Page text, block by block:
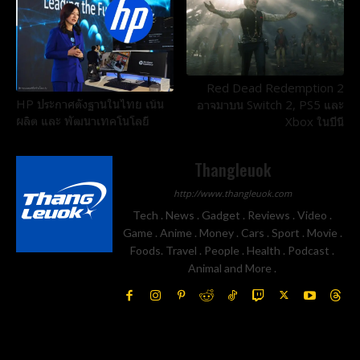
HP ประกาศตั้งฐานในไทย เน้น
ผลิต และ พัฒนาเทคโนโลยี
Red Dead Redemption 2
อาจมาบน Switch 2, PS5 และ
Xbox ในปีนี้
Thangleuok
http://www.thangleuok.com
Tech . News . Gadget . Reviews . Video .
Game . Anime . Money . Cars . Sport . Movie .
Foods. Travel . People . Health . Podcast .
Animal and More .